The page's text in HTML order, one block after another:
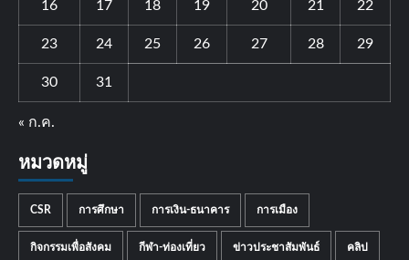
16 17 18 19 20 21 22
23 24 25 26 27 28 29
30 31
« ก.ค.
หมวดหมู่
CSR การศึกษา การเงิน-ธนาคาร การเมือง
กิจกรรมเพื่อสังคม กีฬา-ท่องเที่ยว ข่าวประชาสัมพันธ์ คลิป